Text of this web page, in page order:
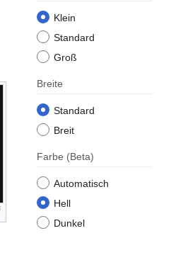
Klein
Standard
Groß
Breite
Standard
Breit
Farbe (Beta)
Automatisch
Hell
Dunkel